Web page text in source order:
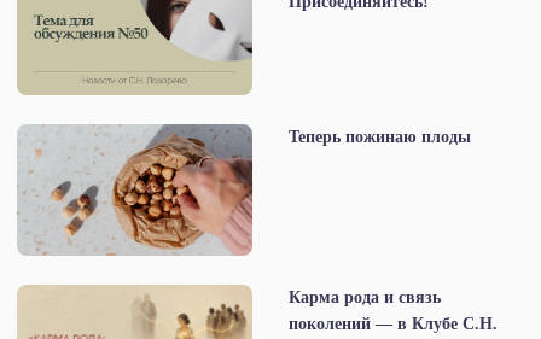
Теперь пожинаю плоды
Карма рода и связь
поколений — в Клубе С.Н.